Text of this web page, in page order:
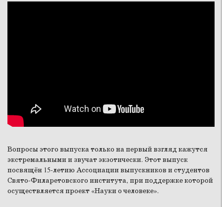
Вопросы этого выпуска только на первый взгляд кажутся
экстремальными и звучат экзотически. Этот выпуск
посвящён 15-летию Ассоциации выпускников и студентов
Свято-Филаретовского института, при поддержке которой
осуществляется проект «Науки о человеке».